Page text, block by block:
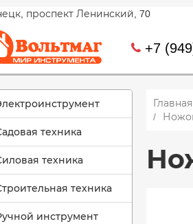
проспект Ленинский, 70
+7
техника
техника
техника
инструмент
Главная